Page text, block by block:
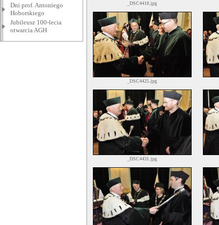
Dni prof. Antoniego
Hoborskiego
Jubileusz 100-lecia
otwarcia AGH
_DSC4418.jpg
_DSC4425.jpg
_DSC4431.jpg